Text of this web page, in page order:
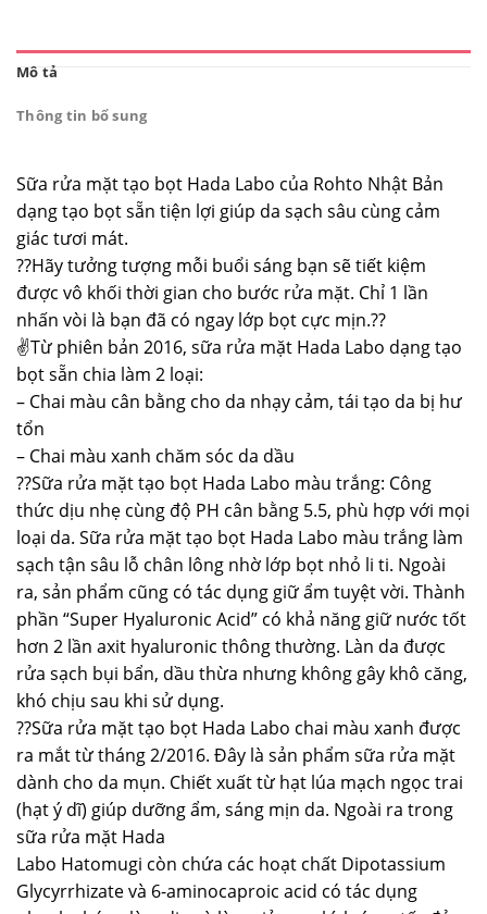
Mô tả
Thông tin bổ sung
Sữa rửa mặt tạo bọt Hada Labo của Rohto Nhật Bản
dạng tạo bọt sẵn tiện lợi giúp da sạch sâu cùng cảm
giác tươi mát.
??Hãy tưởng tượng mỗi buổi sáng bạn sẽ tiết kiệm
được vô khối thời gian cho bước rửa mặt. Chỉ 1 lần
nhấn vòi là bạn đã có ngay lớp bọt cực mịn.??
✌️Từ phiên bản 2016, sữa rửa mặt Hada Labo dạng tạo
bọt sẵn chia làm 2 loại:
– Chai màu cân bằng cho da nhạy cảm, tái tạo da bị hư
tổn
– Chai màu xanh chăm sóc da dầu
??Sữa rửa mặt tạo bọt Hada Labo màu trắng: Công
thức dịu nhẹ cùng độ PH cân bằng 5.5, phù hợp với mọi
loại da. Sữa rửa mặt tạo bọt Hada Labo màu trắng làm
sạch tận sâu lỗ chân lông nhờ lớp bọt nhỏ li ti. Ngoài
ra, sản phẩm cũng có tác dụng giữ ẩm tuyệt vời. Thành
phần “Super Hyaluronic Acid” có khả năng giữ nước tốt
hơn 2 lần axit hyaluronic thông thường. Làn da được
rửa sạch bụi bẩn, dầu thừa nhưng không gây khô căng,
khó chịu sau khi sử dụng.
??Sữa rửa mặt tạo bọt Hada Labo chai màu xanh được
ra mắt từ tháng 2/2016. Đây là sản phẩm sữa rửa mặt
dành cho da mụn. Chiết xuất từ hạt lúa mạch ngọc trai
(hạt ý dĩ) giúp dưỡng ẩm, sáng mịn da. Ngoài ra trong
sữa rửa mặt Hada
Labo Hatomugi còn chứa các hoạt chất Dipotassium
Glycyrrhizate và 6-aminocaproic acid có tác dụng